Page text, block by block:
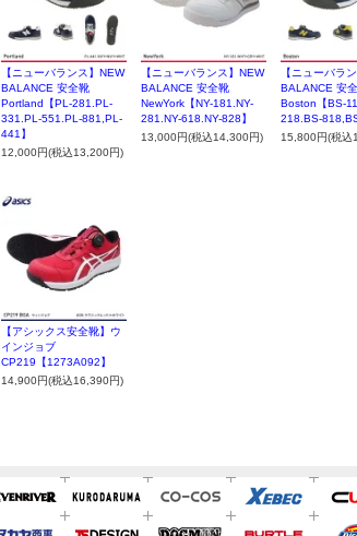
【ニューバランス】NEW
BALANCE 安全靴
Portland【PL-281.PL-
331.PL-551.PL-881,PL-
441】
12,000円(税込13,200円)
【ニューバランス】NEW
BALANCE 安全靴
NewYork【NY-181.NY-
281.NY-618.NY-828】
13,000円(税込14,300円)
【ニューバラ
BALANCE 安
Boston【BS-
218.BS-
15,800円(税込
【アシックス安全靴】ウ
インジョブ
CP219【1273A092】
14,900円(税込16,390円)